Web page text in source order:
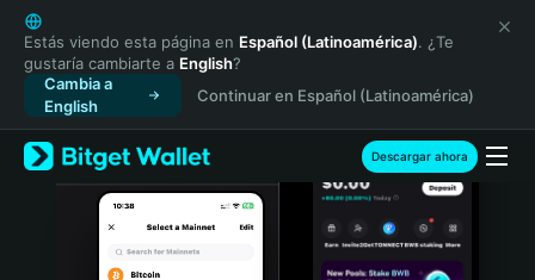
English
日本語
Tiếng Việt
Русский
Español (Latinoamérica)
Türkçe
Italiano
Estás viendo esta página en Español (Latinoamérica). ¿Te
gustaría cambiarte a English?
Cambia a
English
Continuar en Español (Latinoamérica)
Descargar ahora